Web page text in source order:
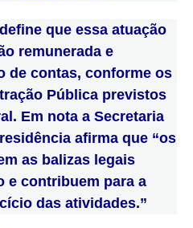
que essa atuação
remunerada e
de contas, conforme os
Pública previstos
Em nota a Secretaria
afirma que “os
as balizas legais
e contribuem para a
das atividades.”